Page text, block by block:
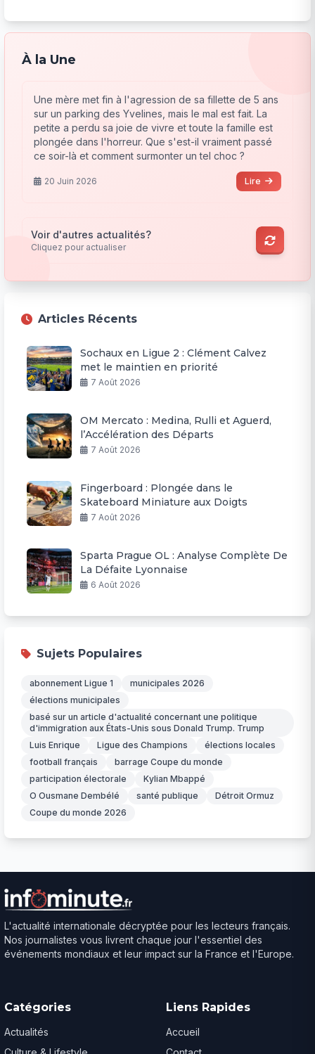
À la Une
Une mère met fin à l'agression de sa fillette de 5 ans
sur un parking des Yvelines, mais le mal est fait. La
petite a perdu sa joie de vivre et toute la famille est
plongée dans l'horreur. Que s'est-il vraiment passé
ce soir-là et comment surmonter un tel choc ?
20 Juin 2026 Lire
Voir d'autres actualités?
Cliquez pour actualiser
Articles Récents
Sochaux en Ligue 2 : Clément Calvez
met le maintien en priorité
7 Août 2026
OM Mercato : Medina, Rulli et Aguerd,
l’Accélération des Départs
7 Août 2026
Fingerboard : Plongée dans le
Skateboard Miniature aux Doigts
7 Août 2026
Sparta Prague OL : Analyse Complète De
La Défaite Lyonnaise
6 Août 2026
Sujets Populaires
abonnement Ligue 1
municipales 2026
élections municipales
basé sur un article d'actualité concernant une politique
d'immigration aux États-Unis sous Donald Trump. Trump
Luis Enrique
Ligue des Champions
élections locales
football français
barrage Coupe du monde
participation électorale
Kylian Mbappé
O Ousmane Dembélé
santé publique
Détroit Ormuz
Coupe du monde 2026
L'actualité internationale décryptée pour les lecteurs français.
Nos journalistes vous livrent chaque jour l'essentiel des
événements mondiaux et leur impact sur la France et l'Europe.
Catégories
Actualités
Liens Rapides
Accueil